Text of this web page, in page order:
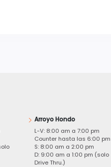
Arroyo Hondo
L-V: 8:00 am a 7:00 pm
Counter hasta las 6:00 pm
S: 8:00 am a 2:00 pm
D: 9:00 am a 1:00 pm (solo
Drive Thru.)